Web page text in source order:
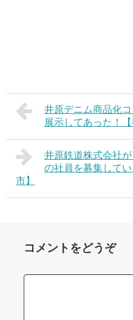
井原デニム商品化
展示してあった！
井原鉄道株式会社
の社員を募集して
市】
コメントをどうぞ